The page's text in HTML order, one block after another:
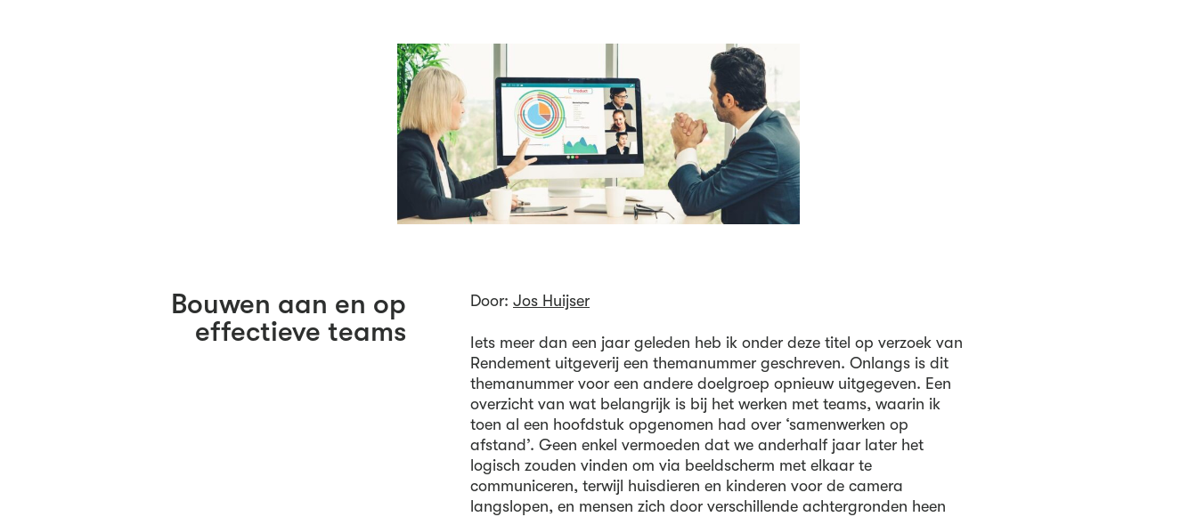
Bouwen aan en op
effectieve teams
Door: Jos Huijser
Iets meer dan een jaar geleden heb ik onder deze titel op verzoek van
Rendement uitgeverij een themanummer geschreven. Onlangs is dit
themanummer voor een andere doelgroep opnieuw uitgegeven. Een
overzicht van wat belangrijk is bij het werken met teams, waarin ik
toen al een hoofdstuk opgenomen had over ‘samenwerken op
afstand’. Geen enkel vermoeden dat we anderhalf jaar later het
logisch zouden vinden om via beeldscherm met elkaar te
communiceren, terwijl huisdieren en kinderen voor de camera
langslopen, en mensen zich door verschillende achtergronden heen